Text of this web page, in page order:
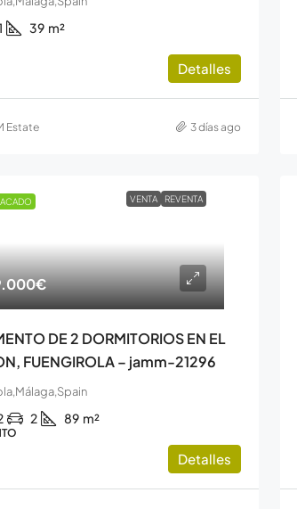
39 m²
Detalles
Estate 3 días ago
VENTA REVENTA
DE 2 DORMITORIOS EN EL
FUENGIROLA – jamm-21296
2 89 m²
Detalles